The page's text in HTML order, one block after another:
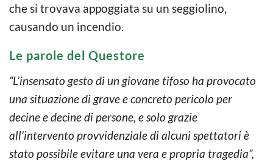
che si trovava appoggiata su un seggiolino,
causando un incendio.
Le parole del Questore
“L’insensato gesto di un giovane tifoso ha provocato
una situazione di grave e concreto pericolo per
decine e decine di persone, e solo grazie
all’intervento provvidenziale di alcuni spettatori è
stato possibile evitare una vera e propria tragedia”,